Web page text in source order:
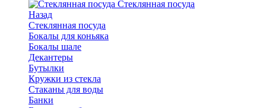
Стеклянная посуда
Назад
Стеклянная посуда
Бокалы для коньяка
Бокалы шале
Декантеры
Бутылки
Кружки из стекла
Стаканы для воды
Банки